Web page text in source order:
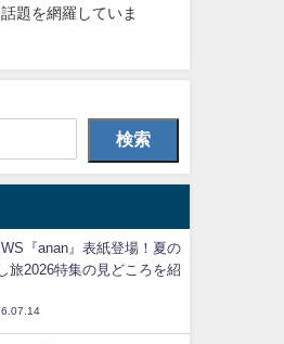
題を網羅していま
検索
『anan』表紙登場！夏の
旅2026特集の見どころを紹